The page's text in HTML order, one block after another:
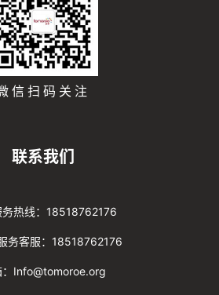
信扫码关注
联系我们
务热线：18518762176
务客服：18518762176
：Info@tomoroe.org